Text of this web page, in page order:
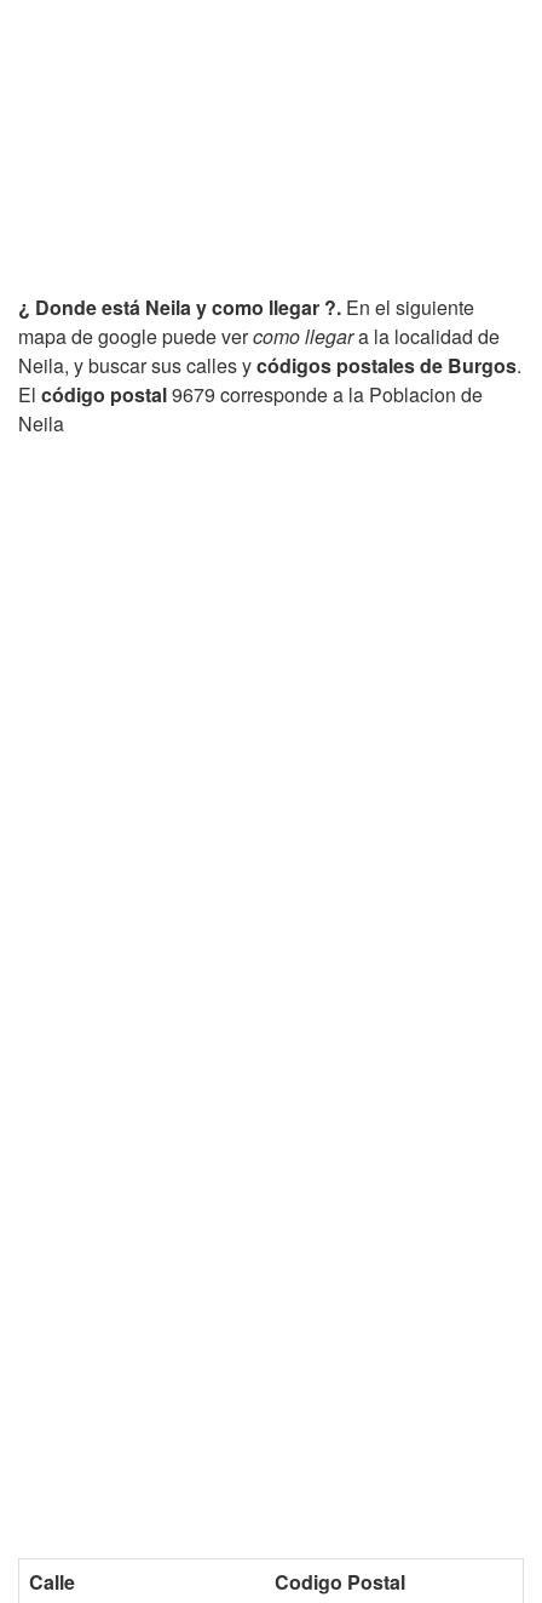
¿ Donde está Neila y como llegar ?. En el siguiente
mapa de google puede vercomo llegara la localidad de
Neila, y buscar sus calles ycódigos postales de Burgos.
El código postal9679 corresponde a la Poblacion de
Neila
Calle Codigo Postal